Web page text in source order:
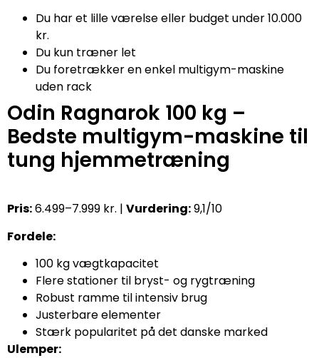
Du har et lille værelse eller budget under 10.000
kr.
Du kun træner let
Du foretrækker en enkel multigym-maskine
uden rack
Odin Ragnarok 100 kg –
Bedste multigym-maskine til
tung hjemmetræning
Pris:6.499–7.999 kr. | Vurdering:9,1/10
Fordele:
100 kg vægtkapacitet
Flere stationer til bryst- og rygtræning
Robust ramme til intensiv brug
Justerbare elementer
Stærk popularitet på det danske marked
Ulemper: